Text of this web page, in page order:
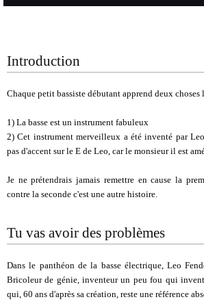
Introduction
Chaque petit bassiste débutant apprend deux choses
1) La basse est un instrument fabuleux
2) Cet instrument merveilleux a été inventé par
pas d'accent sur le E de Leo, car le monsieur il est
Je ne prétendrais jamais remettre en cause la
contre la seconde c'est une autre histoire.
Tu vas avoir des problèmes
Dans le panthéon de la basse électrique, Leo
Bricoleur de génie, inventeur un peu fou qui
qui, 60 ans d'après sa création, reste une référence